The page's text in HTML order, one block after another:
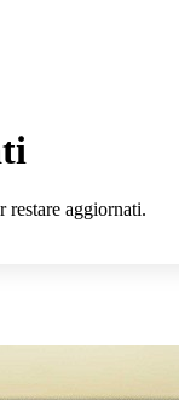
restare aggiornati.